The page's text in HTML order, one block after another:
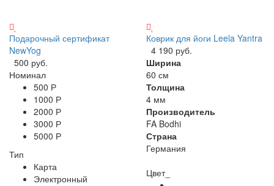
Подарочный сертификат
NewYog
500 руб.
Номинал
500 Р
1000 Р
2000 Р
3000 Р
5000 Р
Тип
Карта
Электронный
Коврик для йоги Leela Yantra
4 190 руб.
Ширина
60 см
Толщина
4 мм
Производитель
FA Bodhi
Страна
Германия
Цвет_